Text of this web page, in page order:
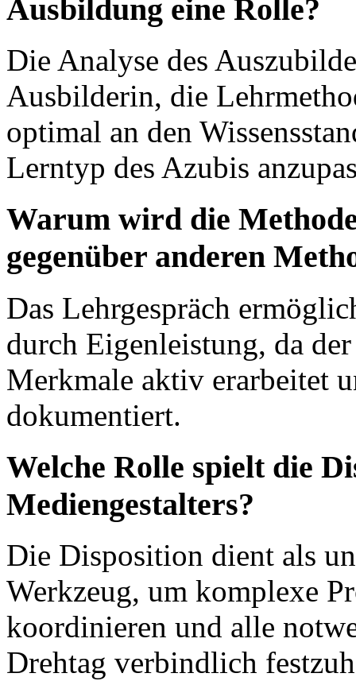
Ausbildung eine Rolle?
Die Analyse des
Ausbilderin, die
optimal an den
Lerntyp des Azubis
Warum wird die
gegenüber anderen
Das Lehrgespräch
durch Eigenleistung, da
Merkmale aktiv erarbeitet
dokumentiert.
Welche Rolle spielt die
Mediengestalters?
Die Disposition dient als
Werkzeug, um komplexe
koordinieren und alle
Drehtag verbindlich